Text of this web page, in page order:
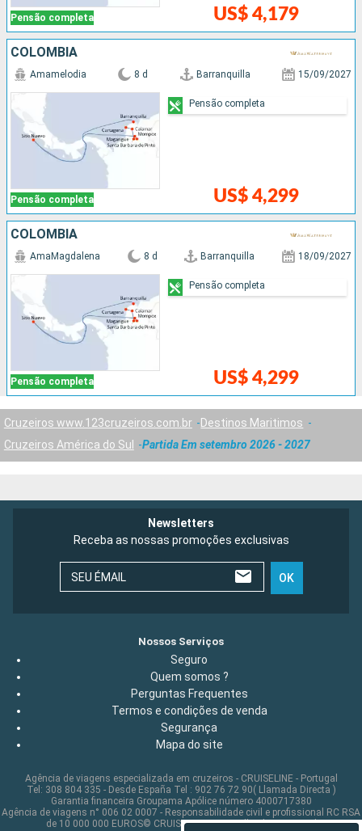
Pensão completa US$ 4,179
COLOMBIA
Pensão completa
Amamelodia 8 d Barranquilla 15/09/2027
US$ 4,299
Pensão completa
COLOMBIA
Pensão completa
AmaMagdalena 8 d Barranquilla 18/09/2027
US$ 4,299
Pensão completa
Cruzeiros www.123cruzeiros.com.br
Destinos Maritimos
Cruzeiros América do Sul
Partida Em setembro 2026 - 2027
Newsletters
Receba as nossas promoções exclusivas
SEU ÉMAIL OK
Nossos Serviços
Seguro
Quem somos ?
Perguntas Frequentes
Termos e condições de venda
Segurança
Mapa do site
Agência de viagens especializada em cruzeiros - CRUISELINE - Portugal
Tel: 308 804 335 - Desde España Tel : 902 76 72 90( Llamada Directa )
Garantia financeira Groupama Apólice número 4000717380
Agência de viagens n° 006 02 0007 - Responsabilidade civil e profissional RC RSA
de 10 000 000 EUROS© CRUISELINE 2026 - all rights reserved